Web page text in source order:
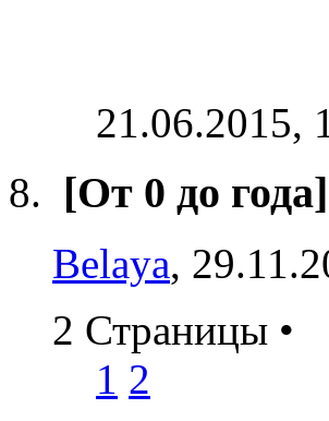
21.06.2015,
[От 0 до года]
Belaya,
2 Страницы •
1 2